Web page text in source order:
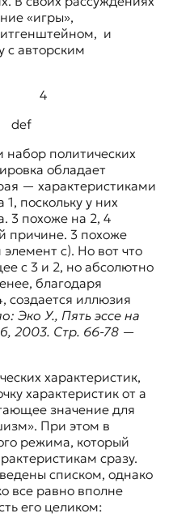
«игры»,
, и
с авторским
4
политических
обладает
— характеристиками
поскольку у них
3 похоже на 2, 4
причине. 3 похоже
с). Но вот что
с 3 и 2, но абсолютно
благодаря
создается иллюзия
Эко У., Пять эссе на
2003. Стр. 66-78 —
характеристик,
характеристик от a
значение для
При этом в
режима, который
сразу.
списком, однако
все равно вполне
его целиком: